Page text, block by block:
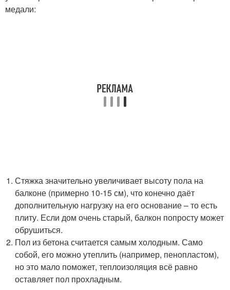
медали:
Стяжка значительно увеличивает высоту пола на
балконе (примерно 10-15 см), что конечно даёт
дополнительную нагрузку на его основание – то есть
плиту. Если дом очень старый, балкон попросту может
обрушиться.
Пол из бетона считается самым холодным. Само
собой, его можно утеплить (например, пенопластом),
но это мало поможет, теплоизоляция всё равно
оставляет пол прохладным.